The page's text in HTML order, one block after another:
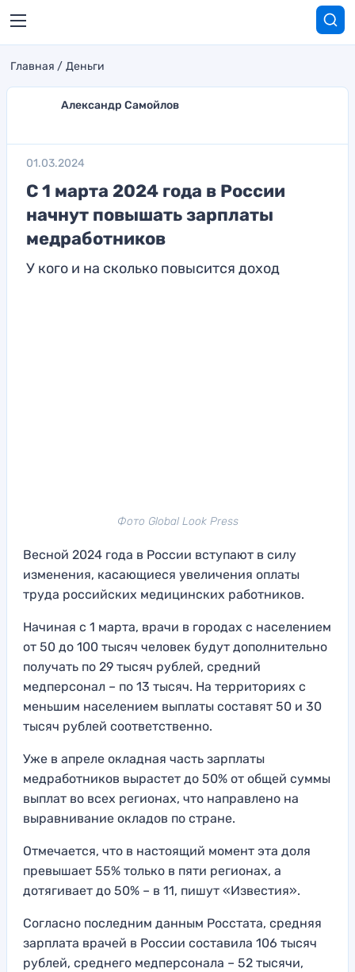
Главная Деньги
Александр Самойлов
01.03.2024
С 1 марта 2024 года в России
начнут повышать зарплаты
медработников
У кого и на сколько повысится доход
Фото Global Look Press
Весной 2024 года в России вступают в силу
изменения, касающиеся увеличения оплаты
труда российских медицинских работников.
Начиная с 1 марта, врачи в городах с населением
от 50 до 100 тысяч человек будут дополнительно
получать по 29 тысяч рублей, средний
медперсонал – по 13 тысяч. На территориях с
меньшим населением выплаты составят 50 и 30
тысяч рублей соответственно.
Уже в апреле окладная часть зарплаты
медработников вырастет до 50% от общей суммы
выплат во всех регионах, что направлено на
выравнивание окладов по стране.
Отмечается, что в настоящий момент эта доля
превышает 55% только в пяти регионах, а
дотягивает до 50% – в 11, пишут «Известия».
Согласно последним данным Росстата, средняя
зарплата врачей в России составила 106 тысяч
рублей, среднего медперсонала – 52 тысячи,